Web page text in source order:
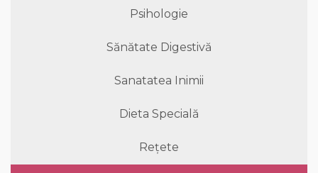
Psihologie
Sănătate Digestivă
Sanatatea Inimii
Dieta Specială
Rețete